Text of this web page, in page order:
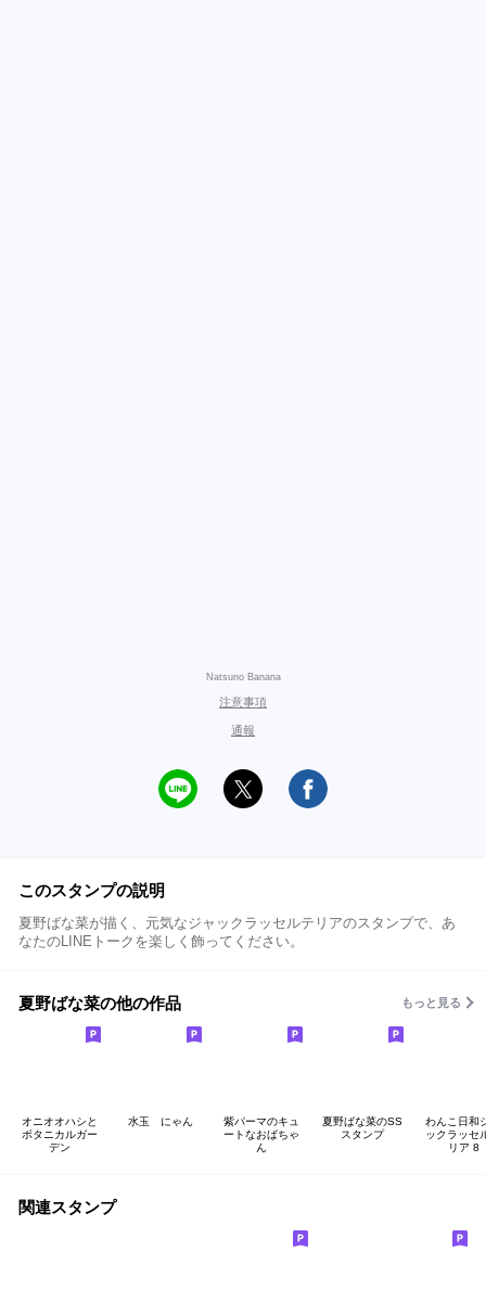
Natsuno Banana
注意事項
通報
このスタンプの説明
夏野ばな菜が描く、元気なジャックラッセルテリアのスタンプで、あ
なたのLINEトークを楽しく飾ってください。
夏野ばな菜の他の作品 もっと見る
オニオオハシと
ボタニカルガー
デン
水玉 にゃん
紫パーマのキュ
ートなおばちゃ
ん
夏野ばな菜のSS
スタンプ
わんこ日和
ックラッセ
リア 8
関連スタンプ